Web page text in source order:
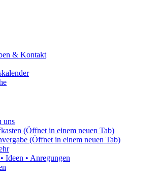
& Kontakt
uns
(Öffnet in einem neuen Tab)
(Öffnet in einem neuen Tab)
Ideen • Anregungen